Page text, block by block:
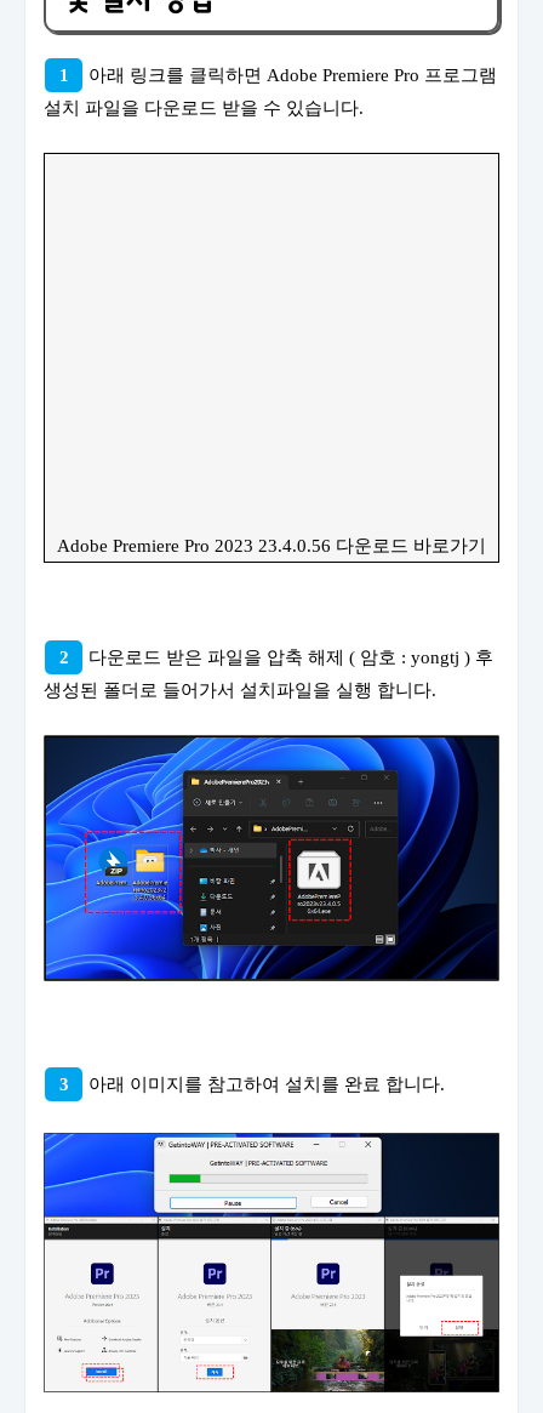
1
아래 링크를 클릭하면 Adobe Premiere Pro 프로그램
설치 파일을 다운로드 받을 수 있습니다.
Adobe Premiere Pro 2023 23.4.0.56 다운로드 바로가기
2
다운로드 받은 파일을 압축 해제 ( 암호 : yongtj ) 후
생성된 폴더로 들어가서 설치파일을 실행 합니다.
3 아래 이미지를 참고하여 설치를 완료 합니다.